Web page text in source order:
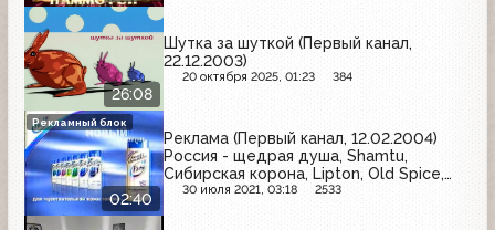
26:08
Шутка за шуткой (Первый канал,
22.12.2003)
20 октября 2025, 01:23 384
02:40
Реклама (Первый канал, 12.02.2004)
Россия - щедрая душа, Shamtu,
Сибирская корона, Lipton, Old Spice,
Эрго, Head&Shoulders
30 июля 2021, 03:18 2533
Рекламный блок